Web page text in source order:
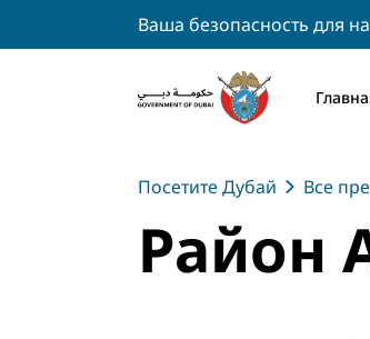
Ваша безопасность для
Посетите Дубай Все
Район